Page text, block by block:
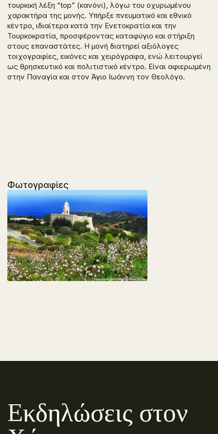
τουρκική λέξη “top” (κανόνι), λόγω του οχυρωμένου
χαρακτήρα της μονής. Υπήρξε πνευματικό και εθνικό
κέντρο, ιδιαίτερα κατά την Ενετοκρατία και την
Τουρκοκρατία, προσφέροντας καταφύγιο και στήριξη
στους επαναστάτες. Η μονή διατηρεί αξιόλογες
τοιχογραφίες, εικόνες και χειρόγραφα, ενώ λειτουργεί
ως θρησκευτικό και πολιτιστικό κέντρο. Είναι αφιερωμένη
στην Παναγία και στον Άγιο Ιωάννη τον Θεολόγο.
Φωτογραφίες
Εκδηλώσεις στον